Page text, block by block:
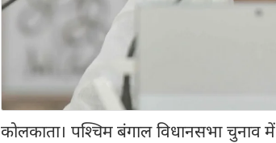
कोलकाता। पश्चिम बंगाल विधानसभा चुनाव